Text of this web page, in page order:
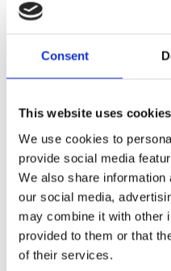
Consent
This website uses cookies
We use cookies to
provide social media
We also share
our social media,
may combine it with other
provided to them or that
of their services.
naturliga och varma
i många olika
mjuka tyget och träets
tidlös.
Denley karmstol är
med, oavsett om det
matgruppen. Tack
snabbt en favorit i
En karmstol som